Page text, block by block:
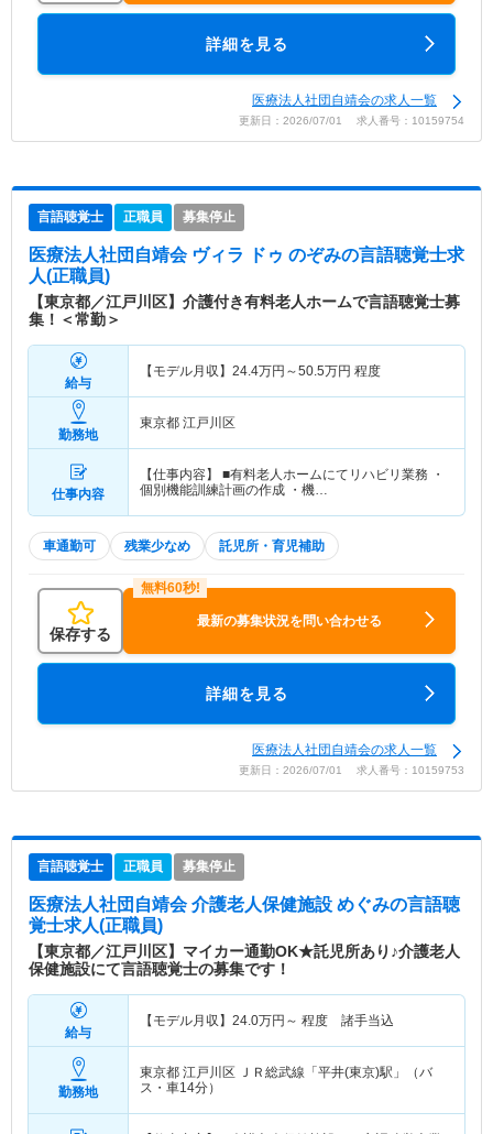
詳細を見る
医療法人社団自靖会の求人一覧
更新日：2026/07/01 求人番号：10159754
言語聴覚士 正職員 募集停止
医療法人社団自靖会 ヴィラ ドゥ のぞみの言語聴覚士求
人(正職員)
【東京都／江戸川区】介護付き有料老人ホームで言語聴覚士募
集！＜常勤＞
給与
【モデル月収】 24.4万円～50.5万円 程度
勤務地
東京都 江戸川区
仕事内容
【仕事内容】 ■有料老人ホームにてリハビリ業務 ・
個別機能訓練計画の作成 ・機…
車通勤可 残業少なめ 託児所・育児補助
保存する
最新の募集状況を問い合わせる
詳細を見る
医療法人社団自靖会の求人一覧
更新日：2026/07/01 求人番号：10159753
言語聴覚士 正職員 募集停止
医療法人社団自靖会 介護老人保健施設 めぐみの言語聴
覚士求人(正職員)
【東京都／江戸川区】マイカー通勤OK★託児所あり♪介護老人
保健施設にて言語聴覚士の募集です！
給与
【モデル月収】 24.0万円～ 程度 諸手当込
勤務地
東京都 江戸川区 ＪＲ総武線「平井(東京)駅」（バ
ス・車14分）